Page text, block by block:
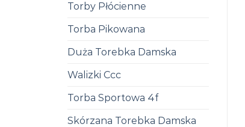
Torby Płócienne
Torba Pikowana
Duża Torebka Damska
Walizki Ccc
Torba Sportowa 4f
Skórzana Torebka Damska